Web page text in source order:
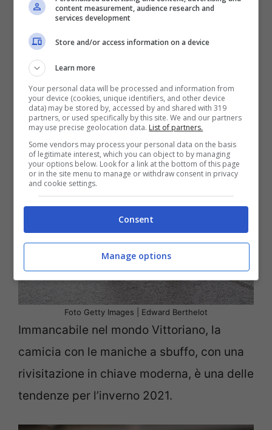
Foto Getty Images | Edward Berthelot
Immancabile nel mondo Vittoriano, la
camicia con le maniche a sbuffo, con una
rivisitazione in chiave moderna, è una delle
tendenze per l’inverno 2021.
content measurement, audience research and
services development
Store and/or access information on a device
Learn more
Your personal data will be processed and information from
your device (cookies, unique identifiers, and other device
data) may be stored by, accessed by and shared with 319
partners, or used specifically by this site. We and our partners
may use precise geolocation data. List of partners.
Some vendors may process your personal data on the basis
of legitimate interest, which you can object to by managing
your options below. Look for a link at the bottom of this page
or in the site menu to manage or withdraw consent in privacy
and cookie settings.
Consent
Manage options